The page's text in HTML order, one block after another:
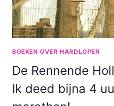
BOEKEN OVER HARDLOPEN
De Rennende
Ik deed bijna 4